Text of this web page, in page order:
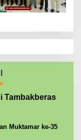
Tambakberas
Muktamar ke-35